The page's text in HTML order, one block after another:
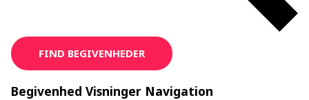
FIND BEGIVENHEDER
Begivenhed Visninger Navigation